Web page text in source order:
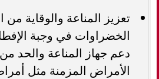
تعزيز المناعة والوقاية
الخضراوات في وجبة
دعم جهاز المناعة والحد
الأمراض المزمنة مثل